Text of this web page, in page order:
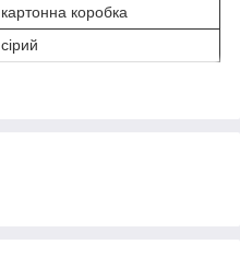
картонна коробка
сірий